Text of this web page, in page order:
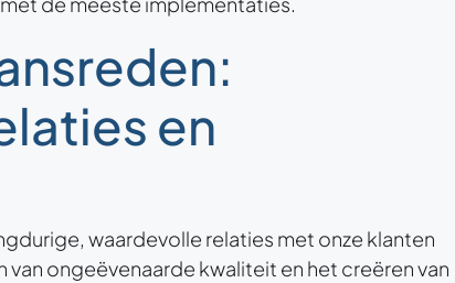
en
waardevolle relaties met onze klanten
van ongeëvenaarde kwaliteit en het creëren van